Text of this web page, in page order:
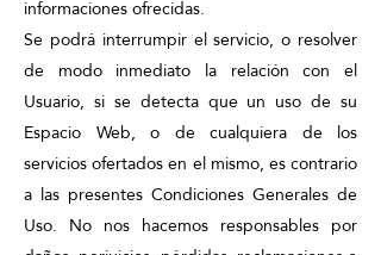
informaciones ofrecidas.
Se podrá interrumpir el servicio, o resolver
de modo inmediato la relación con el
Usuario, si se detecta que un uso de su
Espacio Web, o de cualquiera de los
servicios ofertados en el mismo, es contrario
a las presentes Condiciones Generales de
Uso. No nos hacemos responsables por